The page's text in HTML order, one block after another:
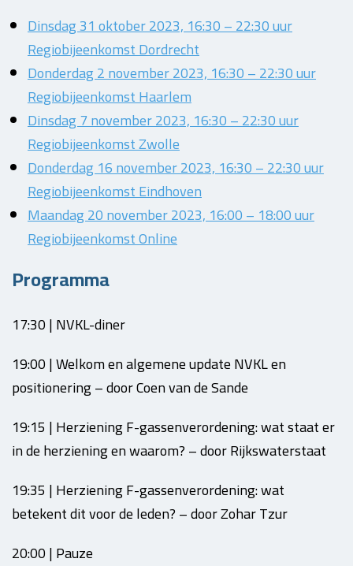
Dinsdag 31 oktober 2023, 16:30 – 22:30 uur
Regiobijeenkomst Dordrecht
Donderdag 2 november 2023, 16:30 – 22:30 uur
Regiobijeenkomst Haarlem
Dinsdag 7 november 2023, 16:30 – 22:30 uur
Regiobijeenkomst Zwolle
Donderdag 16 november 2023, 16:30 – 22:30 uur
Regiobijeenkomst Eindhoven
Maandag 20 november 2023, 16:00 – 18:00 uur
Regiobijeenkomst Online
Programma
17:30 | NVKL-diner
19:00 | Welkom en algemene update NVKL en
positionering – door Coen van de Sande
19:15 | Herziening F-gassenverordening: wat staat er
in de herziening en waarom? – door Rijkswaterstaat
19:35 | Herziening F-gassenverordening: wat
betekent dit voor de leden? – door Zohar Tzur
20:00 | Pauze